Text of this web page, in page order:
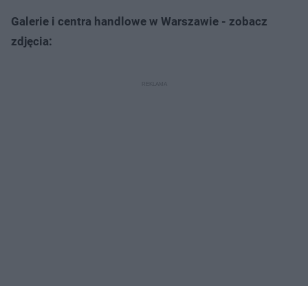
Post udostępniony przez RP STORE (@roger_publishing)
Galerie i centra handlowe w Warszawie - zobacz
zdjęcia: